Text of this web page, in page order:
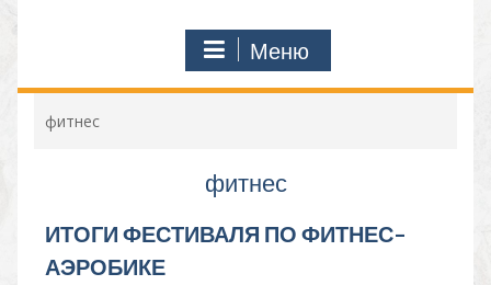
Меню
фитнес
фитнес
ИТОГИ ФЕСТИВАЛЯ ПО ФИТНЕС-
АЭРОБИКЕ